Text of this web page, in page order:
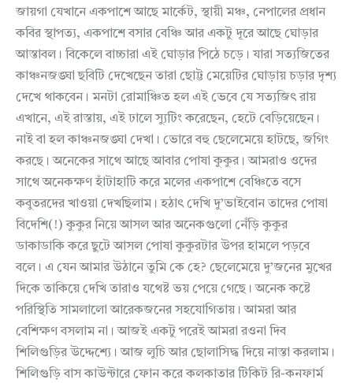
জায়গা যেখানে একপাশে আছে মার্কেট, স্থায়ী মঞ্চ, নেপালের প্রধান
কবির স্থাপত্য, একপাশে বসার বেঞ্চি আর একটু দূরে আছে ঘোড়ার
আস্তাবল। বিকেলে বাচ্চারা এই ঘোড়ার পিঠে চড়ে। যারা সত্যজিতের
কাঞ্চনজঙ্ঘা ছবিটি দেখেছেন তারা ছোট্ট মেয়েটির ঘোড়ায় চড়ার দৃশ্য
দেখে থাকবেন। মনটা রোমাঞ্চিত হল এই ভেবে যে সত্যজিৎ রায়
এখানে, এই রাস্তায়, এই ঢালে স্যুটিং করেছেন, হেটে বেড়িয়েছেন।
নাই বা হল কাঞ্চনজঙ্ঘা দেখা। ভোরে বহু ছেলেমেয়ে হাটছে, জগিং
করছে। অনেকের সাথে আছে আবার পোষা কুকুর। আমরাও ওদের
সাথে অনেকক্ষণ হাঁটাহাটি করে মলের একপাশে বেঞ্চিতে বসে
কবুতরদের খাওয়া দেখছিলাম। হঠাৎ দেখি দু’ভাইবোন তাদের পোষা
বিদেশি(!) কুকুর নিয়ে আসল আর অনেকগুলো নেঁড়ি কুকুর
ডাকাডাকি করে ছুটে আসল পোষা কুকুরটার উপর হামলে পড়বে
বলে। এ যেন আমার উঠানে তুমি কে হে? ছেলেমেয়ে দু’জনের মুখের
দিকে তাকিয়ে দেখি তারাও যথেষ্ট ভয় পেয়ে গেছে। অনেক কষ্টে
পরিস্থিতি সামলালো আরেকজনের সহযোগিতায়। আমরা আর
বেশিক্ষণ বসলাম না। আজই একটু পরেই আমরা রওনা দিব
শিলিগুড়ির উদ্দেশ্যে। আজ লুচি আর ছোলাসিদ্ধ দিয়ে নাস্তা করলাম।
শিলিগুড়ি বাস কাউন্টারে ফোন করে কলকাতার টিকিট রি-কনফার্ম